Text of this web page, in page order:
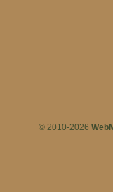
© 2010-2026